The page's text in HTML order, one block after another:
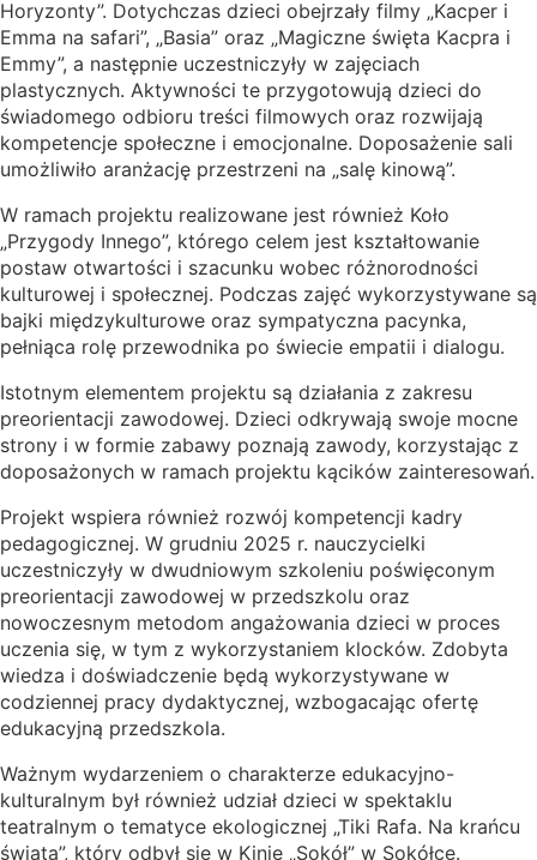
Horyzonty”. Dotychczas dzieci obejrzały filmy „Kacper i
Emma na safari”, „Basia” oraz „Magiczne święta Kacpra i
Emmy”, a następnie uczestniczyły w zajęciach
plastycznych. Aktywności te przygotowują dzieci do
świadomego odbioru treści filmowych oraz rozwijają
kompetencje społeczne i emocjonalne. Doposażenie sali
umożliwiło aranżację przestrzeni na „salę kinową”.
W ramach projektu realizowane jest również Koło
„Przygody Innego”, którego celem jest kształtowanie
postaw otwartości i szacunku wobec różnorodności
kulturowej i społecznej. Podczas zajęć wykorzystywane są
bajki międzykulturowe oraz sympatyczna pacynka,
pełniąca rolę przewodnika po świecie empatii i dialogu.
Istotnym elementem projektu są działania z zakresu
preorientacji zawodowej. Dzieci odkrywają swoje mocne
strony i w formie zabawy poznają zawody, korzystając z
doposażonych w ramach projektu kącików zainteresowań.
Projekt wspiera również rozwój kompetencji kadry
pedagogicznej. W grudniu 2025 r. nauczycielki
uczestniczyły w dwudniowym szkoleniu poświęconym
preorientacji zawodowej w przedszkolu oraz
nowoczesnym metodom angażowania dzieci w proces
uczenia się, w tym z wykorzystaniem klocków. Zdobyta
wiedza i doświadczenie będą wykorzystywane w
codziennej pracy dydaktycznej, wzbogacając ofertę
edukacyjną przedszkola.
Ważnym wydarzeniem o charakterze edukacyjno-
kulturalnym był również udział dzieci w spektaklu
teatralnym o tematyce ekologicznej „Tiki Rafa. Na krańcu
świata”, który odbył się w Kinie „Sokół” w Sokółce.